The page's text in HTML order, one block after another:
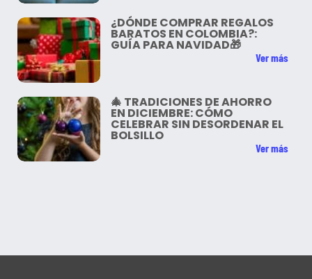
¿DÓNDE COMPRAR REGALOS
BARATOS EN COLOMBIA?:
GUÍA PARA NAVIDAD🎁
Ver más
🎄 TRADICIONES DE AHORRO
EN DICIEMBRE: CÓMO
CELEBRAR SIN DESORDENAR EL
BOLSILLO
Ver más